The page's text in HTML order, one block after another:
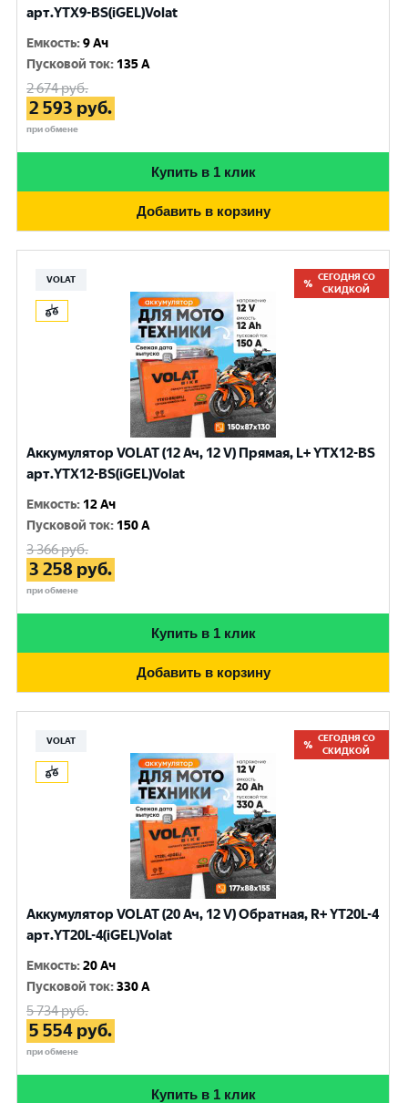
арт.YTX9-BS(iGEL)Volat
Емкость:9 Ач
Пусковой ток: 135 A
2 674руб.
2 593 руб.
при обмене
Купить в 1 клик
Добавить в корзину
VOLAT
СЕГОДНЯ СО
СКИДКОЙ
Аккумулятор VOLAT (12 Ач, 12 V) Прямая, L+ YTX12-BS
арт.YTX12-BS(iGEL)Volat
Емкость: 12 Ач
Пусковой ток: 150 A
3 366руб.
3 258 руб.
при обмене
Купить в 1 клик
Добавить в корзину
VOLAT
СЕГОДНЯ СО
СКИДКОЙ
Аккумулятор VOLAT (20 Ач, 12 V) Обратная, R+ YT20L-4
арт.YT20L-4(iGEL)Volat
Емкость:20 Ач
Пусковой ток:330 A
5 734руб.
5 554 руб.
при обмене
Купить в 1 клик